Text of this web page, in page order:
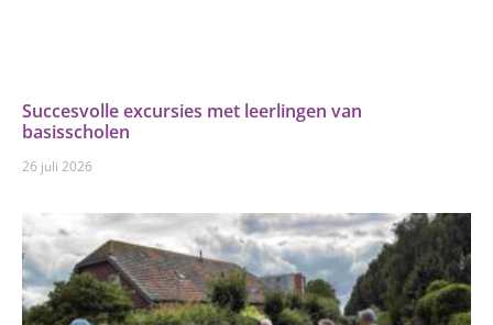
Succesvolle excursies met leerlingen van
basisscholen
26 juli 2026